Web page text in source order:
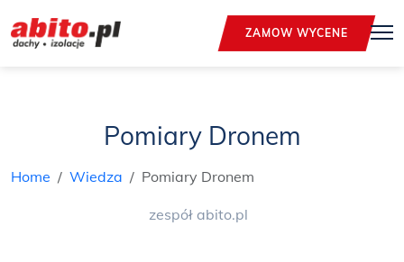
ZAMOW WYCENE
Pomiary Dronem
Home Wiedza Pomiary Dronem
zespół abito.pl